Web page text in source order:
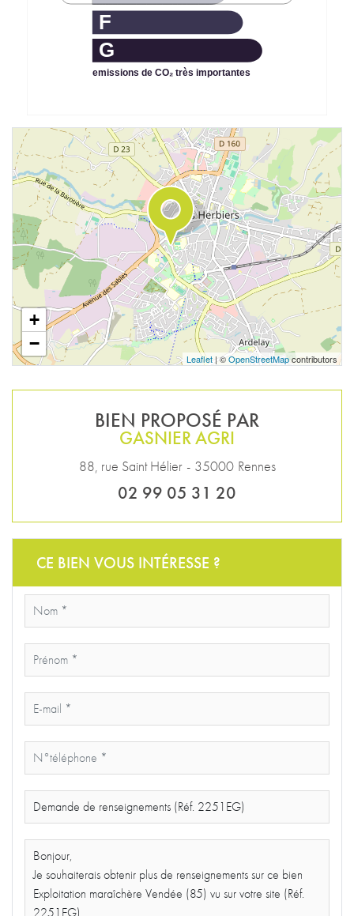
F
G
emissions de CO₂ très importantes
+
−
Leaflet | ©OpenStreetMapcontributors
BIEN PROPOSÉ PAR
GASNIER AGRI
88, rue Saint Hélier - 35000 Rennes
02 99 05 31 20
CE BIEN VOUS INTÉRESSE ?